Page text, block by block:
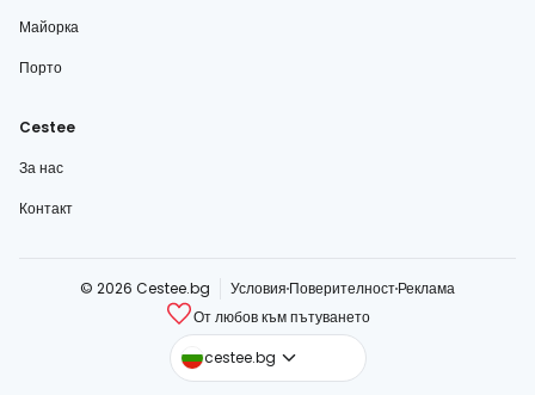
Майорка
Порто
Cestee
За нас
Контакт
© 2026 Cestee.bg Условия ПоверителностРеклама
От любов към пътуването
cestee.bg
cestee.com
cestee.sk